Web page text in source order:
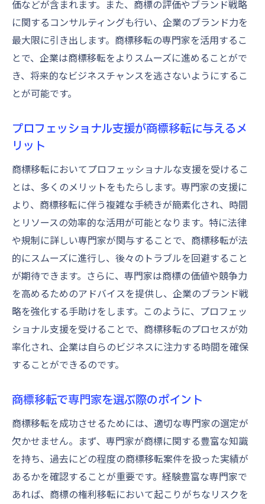
価などが含まれます。また、商標の評価やブランド戦略
に関するコンサルティングも行い、企業のブランド力を
最大限に引き出します。商標移転の専門家を活用するこ
とで、企業は商標移転をよりスムーズに進めることがで
き、将来的なビジネスチャンスを逃さないようにするこ
とが可能です。
プロフェッショナル支援が商標移転に与えるメ
リット
商標移転においてプロフェッショナルな支援を受けるこ
とは、多くのメリットをもたらします。専門家の支援に
より、商標移転に伴う複雑な手続きが簡素化され、時間
とリソースの効率的な活用が可能となります。特に法律
や規制に詳しい専門家が関与することで、商標移転が法
的にスムーズに進行し、後々のトラブルを回避すること
が期待できます。さらに、専門家は商標の価値や競争力
を高めるためのアドバイスを提供し、企業のブランド戦
略を強化する手助けをします。このように、プロフェッ
ショナル支援を受けることで、商標移転のプロセスが効
率化され、企業は自らのビジネスに注力する時間を確保
することができるのです。
商標移転で専門家を選ぶ際のポイント
商標移転を成功させるためには、適切な専門家の選定が
欠かせません。まず、専門家が商標に関する豊富な知識
を持ち、過去にどの程度の商標移転案件を扱った実績が
あるかを確認することが重要です。経験豊富な専門家で
あれば、商標の権利移転において起こりがちなリスクを